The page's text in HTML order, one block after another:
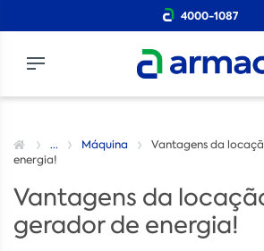
4000-1087
... Máquina
Vantagens da
energia!
Vantagens da
gerador de energia!